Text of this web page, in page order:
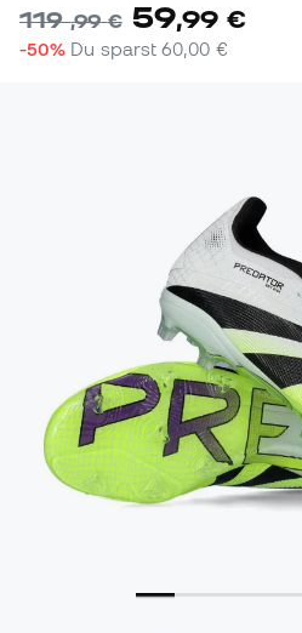
119,99 € 59,99 €
-50% Du sparst60,00 €